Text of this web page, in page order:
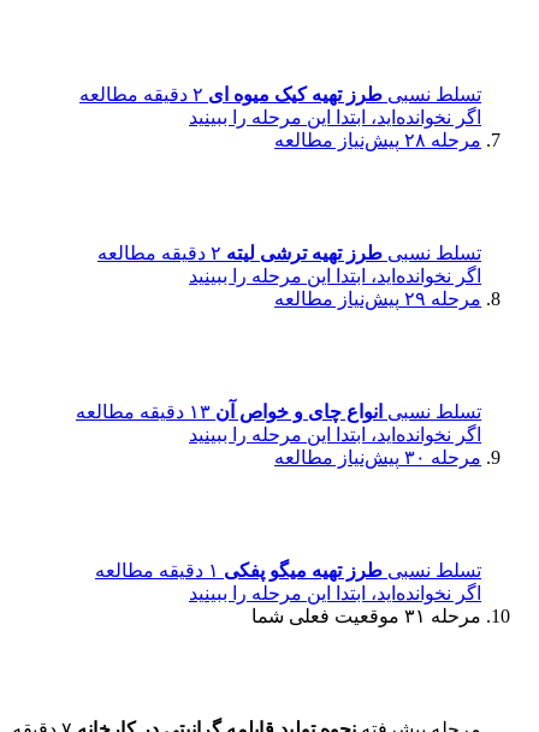
تسلط نسبی طرز تهیه کیک میوه ای ۲ دقیقه مطالعه
اگر نخوانده‌اید، ابتدا این مرحله را ببینید
مرحله ۲۸
پیش‌نیاز مطالعه
تسلط نسبی طرز تهیه ترشی لیته ۲ دقیقه مطالعه
اگر نخوانده‌اید، ابتدا این مرحله را ببینید
مرحله ۲۹
پیش‌نیاز مطالعه
تسلط نسبی انواع چای و خواص آن ۱۳ دقیقه مطالعه
اگر نخوانده‌اید، ابتدا این مرحله را ببینید
مرحله ۳۰
پیش‌نیاز مطالعه
تسلط نسبی طرز تهیه میگو پفکی ۱ دقیقه مطالعه
اگر نخوانده‌اید، ابتدا این مرحله را ببینید
مرحله ۳۱
موقعیت فعلی شما